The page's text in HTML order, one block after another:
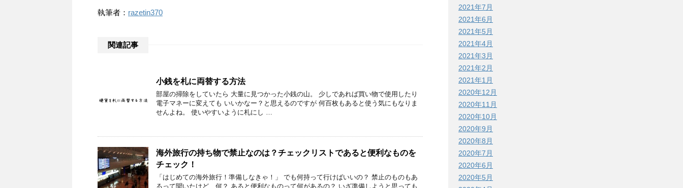
執筆者： razetin370
関連記事
小銭を札に両替する方法
部屋の掃除をしていたら 大量に見つかった小銭の山。 少しであれば買い物で使用したり
電子マネーに変えても いいかなー？と思えるのですが 何百枚もあると使う気にもなりま
せんよね。 使いやすいように札にし …
海外旅行の持ち物で禁止なのは？チェックリストであると便利なものを
チェック！
「はじめての海外旅行！準備しなきゃ！」 でも何持って行けばいいの？ 禁止のものもあ
るって聞いたけど、何？ あると便利なものって何があるの？ いざ準備しようと思っても
2021年7月
2021年6月
2021年5月
2021年4月
2021年3月
2021年2月
2021年1月
2020年12月
2020年11月
2020年10月
2020年9月
2020年8月
2020年7月
2020年6月
2020年5月